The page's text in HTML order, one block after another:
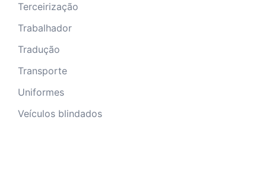
Terceirização
Trabalhador
Tradução
Transporte
Uniformes
Veículos blindados